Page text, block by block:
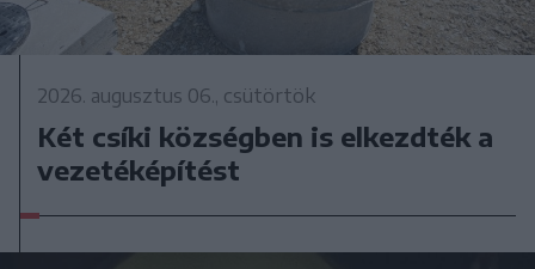
2026. augusztus 06., csütörtök
Két csíki községben is elkezdték a
vezetéképítést